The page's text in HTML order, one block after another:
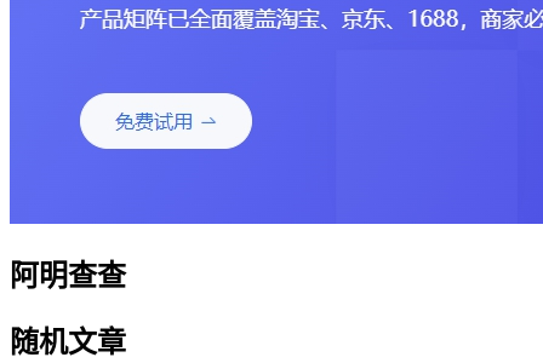
阿明查查
随机文章